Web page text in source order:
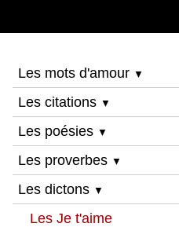
Les mots d'amour ▼
Les citations ▼
Les poésies ▼
Les proverbes ▼
Les dictons ▼
Les Je t'aime